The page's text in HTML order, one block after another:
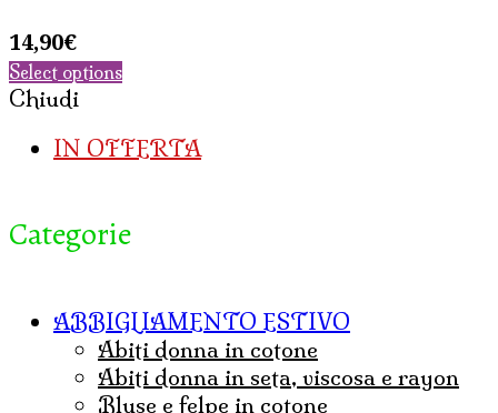
14,90€
Select options
Chiudi
IN OFFERTA
Categorie
ABBIGLIAMENTO ESTIVO
abiti donna in cotone
abiti donna in seta, viscosa e rayon
bluse e felpe in cotone